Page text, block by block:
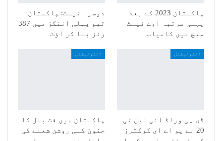
پاکستان 2023 کے بعد
پہلی مرتبہ اوے ٹیسٹ
میچ میں کامیاب
دوسرا ٹیسٹ: پاکستان
ٹیم پہلی اننگز میں 387
رنز بنا کر آؤٹ
انٹرنیشنل
ڈی پی ورلڈ آئی ایل ٹی
20 نے یو اے ای کرکٹرز
انٹرنیشنل
پاکستان میں فٹ بال کا
جنون کسی روشن شعلے کی